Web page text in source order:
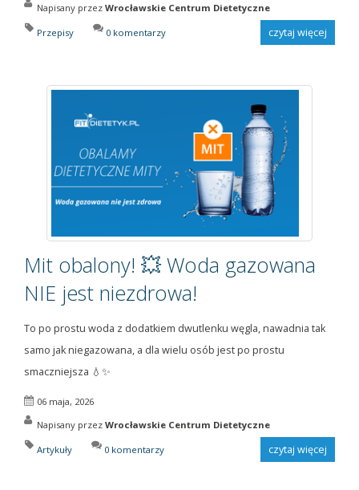
Napisany przez Wrocławskie Centrum Dietetyczne
Przepisy 0 komentarzy czytaj więcej
Mit obalony! 💥 Woda gazowana
NIE jest niezdrowa!
To po prostu woda z dodatkiem dwutlenku węgla, nawadnia tak
samo jak niegazowana, a dla wielu osób jest po prostu
smaczniejsza 💧✨
06 maja, 2026
Napisany przez Wrocławskie Centrum Dietetyczne
Artykuły 0 komentarzy czytaj więcej